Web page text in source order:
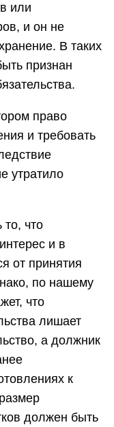
или
и он не
В таких
признан
право
и требовать
утратило
то, что
и в
от принятия
по нашему
что
лишает
а должник
к
должен быть